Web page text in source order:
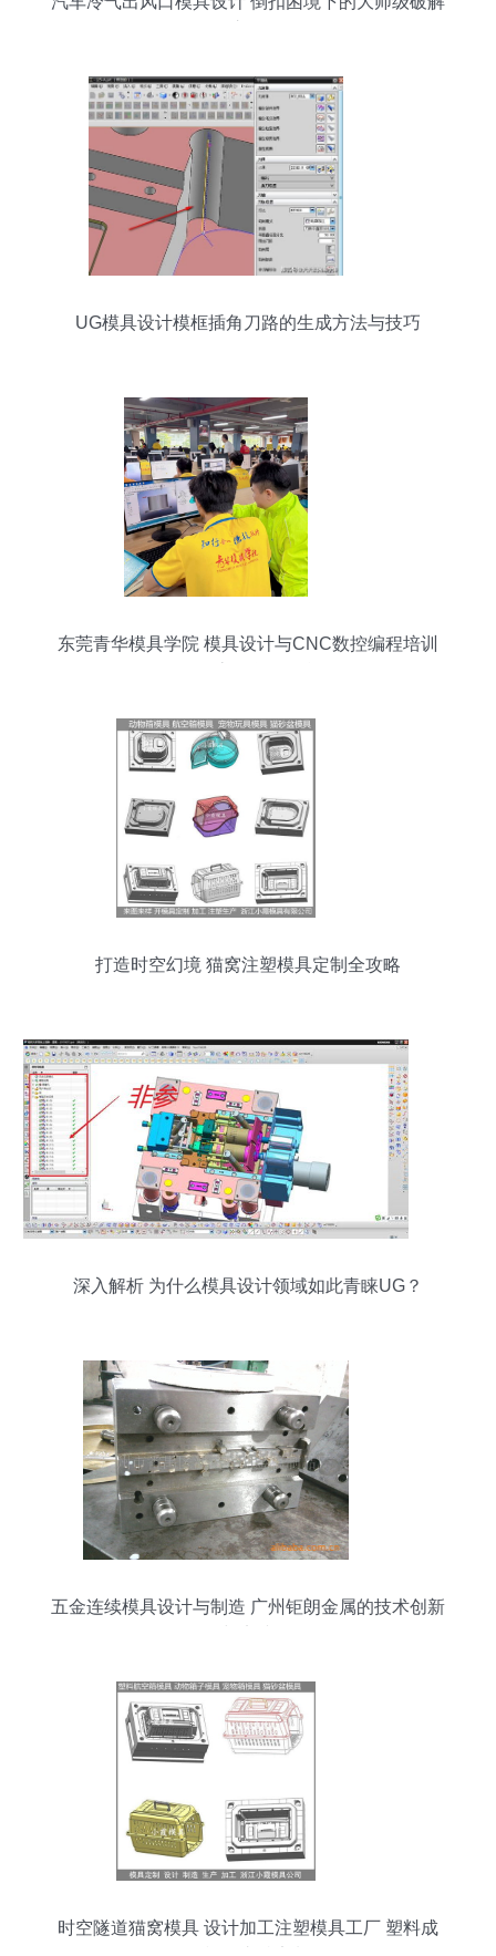
UG模具设计模框插角刀路的生成方法与技巧
东莞青华模具学院 模具设计与CNC数控编程培训
打造时空幻境 猫窝注塑模具定制全攻略
深入解析 为什么模具设计领域如此青睐UG？
五金连续模具设计与制造 广州钜朗金属的技术创新
时空隧道猫窝模具 设计加工注塑模具工厂 塑料成